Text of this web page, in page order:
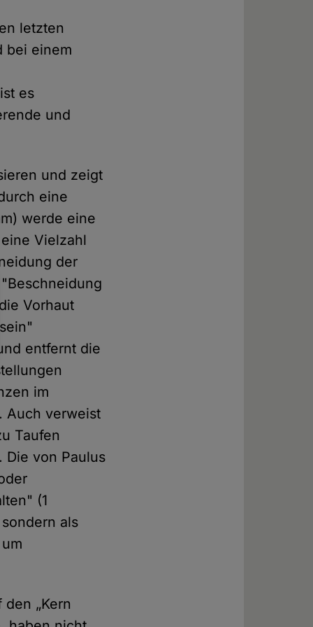
letzten
bei einem
es
und
und zeigt
eine
werde eine
Vielzahl
der
Vorhaut
entfernt die
im
Auch verweist
Taufen
Die von Paulus
(1
als
„Kern